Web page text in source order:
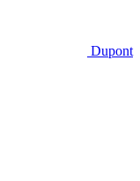
Dupont